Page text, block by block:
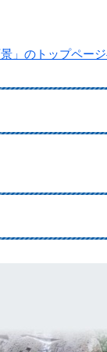
景」のトップペー